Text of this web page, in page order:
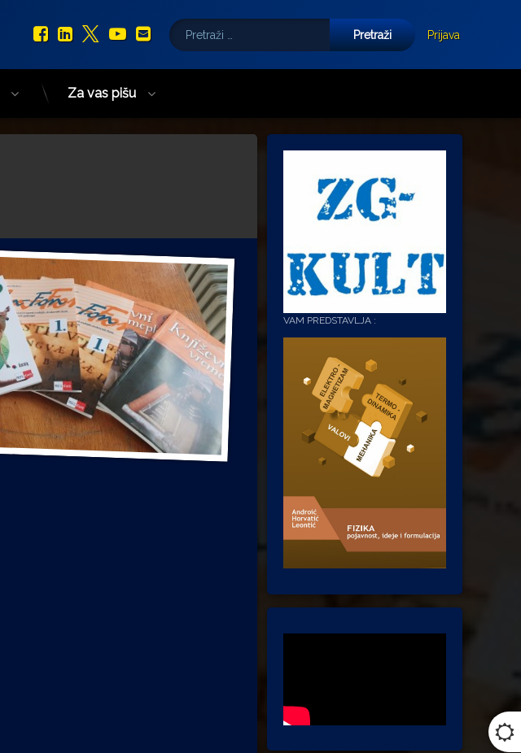
Facebook
LinkedIn
X.com
YouTube
E-mail
Pretraži:
Prijava
Za vas pišu
VAM PREDSTAVLJA :